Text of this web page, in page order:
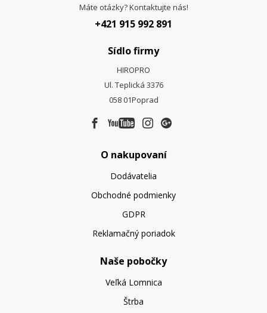
Máte otázky? Kontaktujte nás!
+421 915 992 891
Sídlo firmy
HIROPRO
Ul. Teplická 3376
058 01Poprad
O nakupovaní
Dodávatelia
Obchodné podmienky
GDPR
Reklamačný poriadok
Naše pobočky
Veľká Lomnica
Štrba